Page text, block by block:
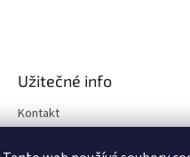
Užitečné info
Kontakt